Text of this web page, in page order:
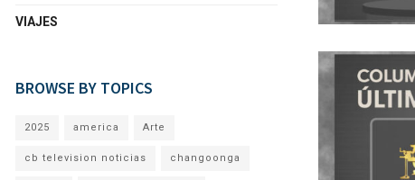
VIAJES
BROWSE BY TOPICS
2025 america Arte
cb television noticias changoonga